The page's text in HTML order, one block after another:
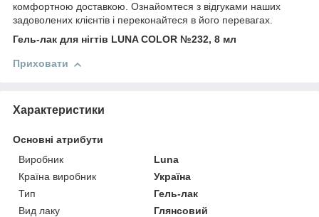
комфортною доставкою. Ознайомтеся з відгуками наших
задоволених клієнтів і переконайтеся в його перевагах.
Гель-лак для нігтів LUNA COLOR №232, 8 мл
Приховати
Характеристики
Основні атрибути
Виробник
Luna
Країна виробник
Україна
Тип
Гель-лак
Вид лаку
Глянсовий